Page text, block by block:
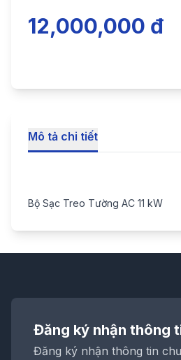
12,000,000 đ
Mô tả chi tiết
Bộ Sạc Treo Tường AC 11 kW
Đăng ký nhận thông
Đăng ký nhận thông tin